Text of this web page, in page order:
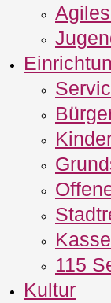
115
Kultur